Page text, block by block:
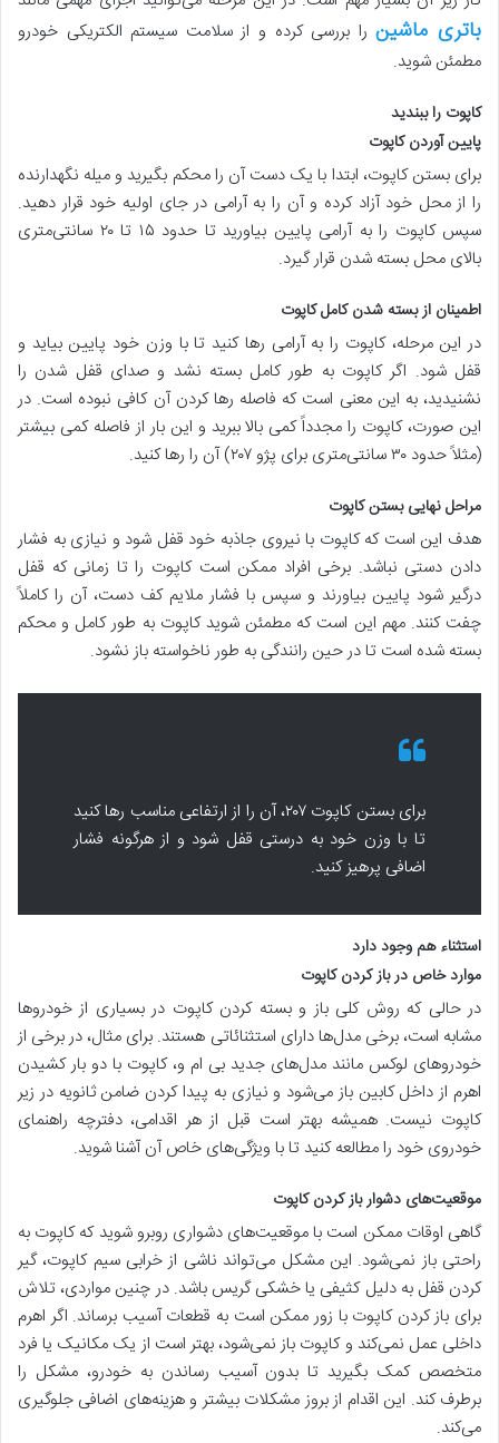
باتری ماشینرا بررسی کرده و از سلامت سیستم الکتریکی خودرو
مطمئن شوید.
کاپوت را ببندید
پایین آوردن کاپوت
برای بستن کاپوت، ابتدا با یک دست آن را محکم بگیرید و میله نگهدارنده
را از محل خود آزاد کرده و آن را به آرامی در جای اولیه خود قرار دهید.
سپس کاپوت را به آرامی پایین بیاورید تا حدود ۱۵ تا ۲۰ سانتی‌متری
بالای محل بسته شدن قرار گیرد.
اطمینان از بسته شدن کامل کاپوت
در این مرحله، کاپوت را به آرامی رها کنید تا با وزن خود پایین بیاید و
قفل شود. اگر کاپوت به طور کامل بسته نشد و صدای قفل شدن را
نشنیدید، به این معنی است که فاصله رها کردن آن کافی نبوده است. در
این صورت، کاپوت را مجدداً کمی بالا ببرید و این بار از فاصله کمی بیشتر
(مثلاً حدود ۳۰ سانتی‌متری برای پژو ۲۰۷) آن را رها کنید.
مراحل نهایی بستن کاپوت
هدف این است که کاپوت با نیروی جاذبه خود قفل شود و نیازی به فشار
دادن دستی نباشد. برخی افراد ممکن است کاپوت را تا زمانی که قفل
درگیر شود پایین بیاورند و سپس با فشار ملایم کف دست، آن را کاملاً
چفت کنند. مهم این است که مطمئن شوید کاپوت به طور کامل و محکم
بسته شده است تا در حین رانندگی به طور ناخواسته باز نشود.
برای بستن کاپوت ۲۰۷، آن را از ارتفاعی مناسب رها کنید
تا با وزن خود به درستی قفل شود و از هرگونه فشار
اضافی پرهیز کنید.
استثناء هم وجود دارد
موارد خاص در باز کردن کاپوت
در حالی که روش کلی باز و بسته کردن کاپوت در بسیاری از خودروها
مشابه است، برخی مدل‌ها دارای استثنائاتی هستند. برای مثال، در برخی از
خودروهای لوکس مانند مدل‌های جدید بی ام و، کاپوت با دو بار کشیدن
اهرم از داخل کابین باز می‌شود و نیازی به پیدا کردن ضامن ثانویه در زیر
کاپوت نیست. همیشه بهتر است قبل از هر اقدامی، دفترچه راهنمای
خودروی خود را مطالعه کنید تا با ویژگی‌های خاص آن آشنا شوید.
موقعیت‌های دشوار باز کردن کاپوت
گاهی اوقات ممکن است با موقعیت‌های دشواری روبرو شوید که کاپوت به
راحتی باز نمی‌شود. این مشکل می‌تواند ناشی از خرابی سیم کاپوت، گیر
کردن قفل به دلیل کثیفی یا خشکی گریس باشد. در چنین مواردی، تلاش
برای باز کردن کاپوت با زور ممکن است به قطعات آسیب برساند. اگر اهرم
داخلی عمل نمی‌کند و کاپوت باز نمی‌شود، بهتر است از یک مکانیک یا فرد
متخصص کمک بگیرید تا بدون آسیب رساندن به خودرو، مشکل را
برطرف کند. این اقدام از بروز مشکلات بیشتر و هزینه‌های اضافی جلوگیری
می‌کند.